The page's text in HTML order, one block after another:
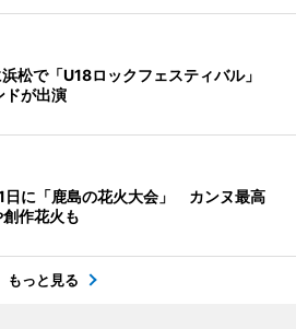
松で「U18ロックフェスティバル」
ドが出演
日に「鹿島の花火大会」 カンヌ最高
作花火も
もっと見る